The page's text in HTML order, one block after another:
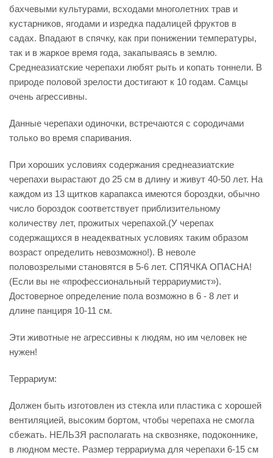
бахчевыми культурами, всходами многолетних трав и
кустарников, ягодами и изредка падалицей фруктов в
садах. Впадают в спячку, как при понижении температуры,
так и в жаркое время года, закапываясь в землю.
Среднеазиатские черепахи любят рыть и копать тоннели. В
природе половой зрелости достигают к 10 годам. Самцы
очень агрессивны.
Данные черепахи одиночки, встречаются с сородичами
только во время спаривания.
При хороших условиях содержания среднеазиатские
черепахи вырастают до 25 см в длину и живут 40-50 лет. На
каждом из 13 щитков карапакса имеются бороздки, обычно
число бороздок соответствует приблизительному
количеству лет, прожитых черепахой.(У черепах
содержащихся в неадекватных условиях таким образом
возраст определить невозможно!). В неволе
половозрелыми становятся в 5-6 лет. СПЯЧКА ОПАСНА!
(Если вы не «профессиональный террариумист»).
Достоверное определение пола возможно в 6 - 8 лет и
длине панциря 10-11 см.
Эти животные не агрессивны к людям, но им человек не
нужен!
Террариум:
Должен быть изготовлен из стекла или пластика с хорошей
вентиляцией, высоким бортом, чтобы черепаха не смогла
сбежать. НЕЛЬЗЯ располагать на сквозняке, подоконнике,
в людном месте. Размер террариума для черепахи 6-15 см